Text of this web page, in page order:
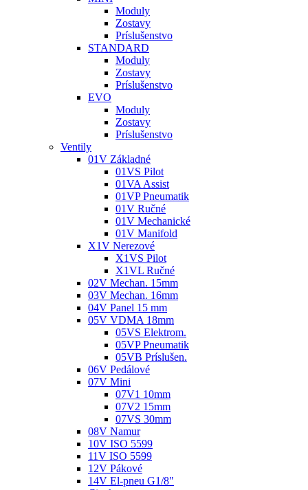
Moduly
Zostavy
Príslušenstvo
STANDARD
Moduly
Zostavy
Príslušenstvo
EVO
Moduly
Zostavy
Príslušenstvo
Ventily
01V Základné
01VS Pilot
01VA Assist
01VP Pneumatik
01V Ručné
01V Mechanické
01V Manifold
X1V Nerezové
X1VS Pilot
X1VL Ručné
02V Mechan. 15mm
03V Mechan. 16mm
04V Panel 15 mm
05V VDMA 18mm
05VS Elektrom.
05VP Pneumatik
05VB Príslušen.
06V Pedálové
07V Mini
07V1 10mm
07V2 15mm
07VS 30mm
08V Namur
10V ISO 5599
11V ISO 5599
12V Pákové
14V El-pneu G1/8"